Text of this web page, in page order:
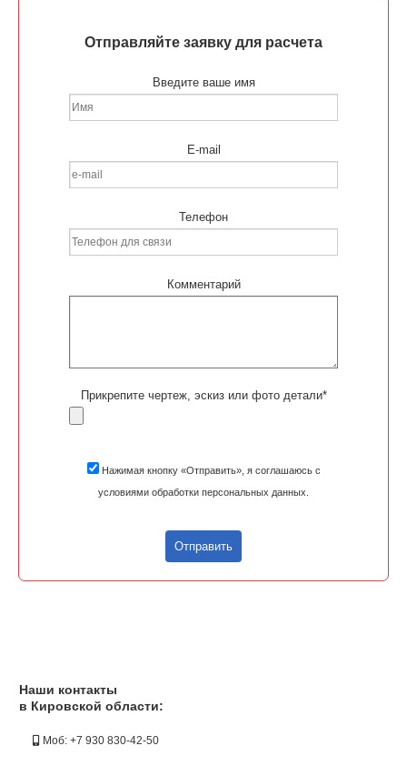
Отправляйте заявку для расчета
Введите ваше имя
E-mail
Телефон
Комментарий
Прикрепите чертеж, эскиз или фото детали*
Нажимая кнопку «Отправить», я соглашаюсь с
условиями обработки персональных данных.
Отправить
Наши контакты
в Кировской области:
Моб: +7 930 830-42-50